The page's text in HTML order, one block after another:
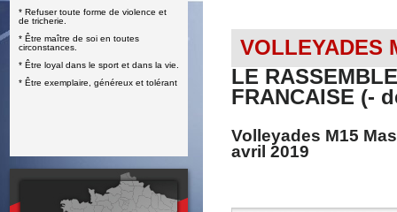
* Refuser toute forme de violence et
de tricherie.
* Être maître de soi en toutes
circonstances.
* Être loyal dans le sport et dans la vie.
* Être exemplaire, généreux et tolérant
VOLLEYADES
LE
FRANCAISE (-
Volleyades M15
avril 2019